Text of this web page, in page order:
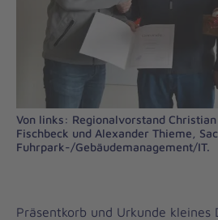
Von links: Regionalvorstand
Fischbeck und Alexander Thieme,
Fuhrpark-/Gebäudemanagement/IT.
Präsentkorb und Urkunde kleines